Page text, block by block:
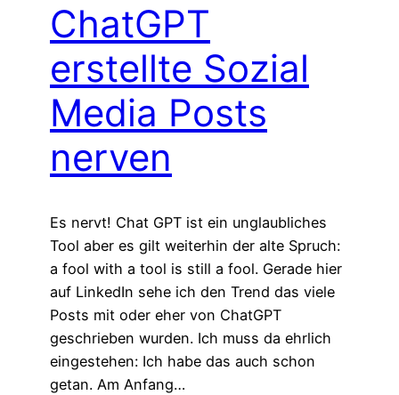
ChatGPT
erstellte Sozial
Media Posts
nerven
Es nervt! Chat GPT ist ein unglaubliches
Tool aber es gilt weiterhin der alte Spruch:
a fool with a tool is still a fool. Gerade hier
auf LinkedIn sehe ich den Trend das viele
Posts mit oder eher von ChatGPT
geschrieben wurden. Ich muss da ehrlich
eingestehen: Ich habe das auch schon
getan. Am Anfang…